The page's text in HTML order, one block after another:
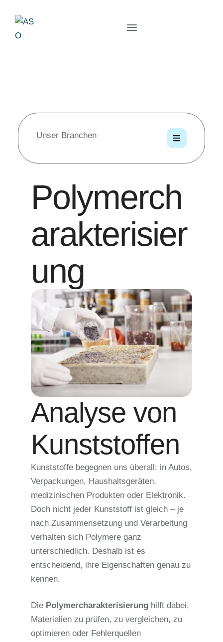
Unser Branchen
Polymerch
arakterisier
ung
Analyse von
Kunststoffen
Kunststoffe begegnen uns überall: in Autos,
Verpackungen, Haushaltsgeräten,
medizinischen Produkten oder Elektronik.
Doch nicht jeder Kunststoff ist gleich – je
nach Zusammensetzung und Verarbeitung
verhalten sich Polymere ganz
unterschiedlich. Deshalb ist es
entscheidend, ihre Eigenschaften genau zu
kennen.
Die Polymercharakterisierung hilft dabei,
Materialien zu prüfen, zu vergleichen, zu
optimieren oder Fehlerquellen